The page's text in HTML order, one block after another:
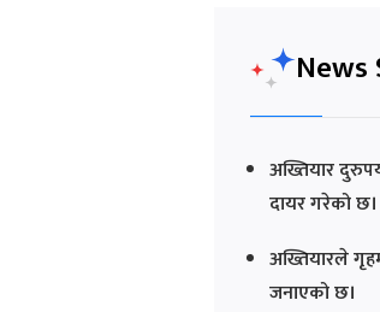
अख्तियार
दायर गरेको छ।
अख्तियारले
जनाएको छ।